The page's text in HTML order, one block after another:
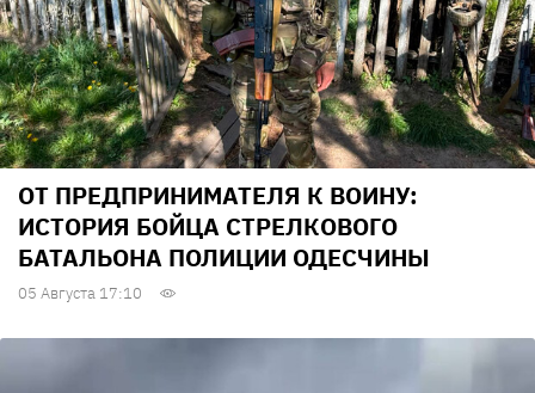
ОТ ПРЕДПРИНИМАТЕЛЯ К ВОИНУ:
ИСТОРИЯ БОЙЦА СТРЕЛКОВОГО
БАТАЛЬОНА ПОЛИЦИИ ОДЕСЧИНЫ
05 Августа 17:10